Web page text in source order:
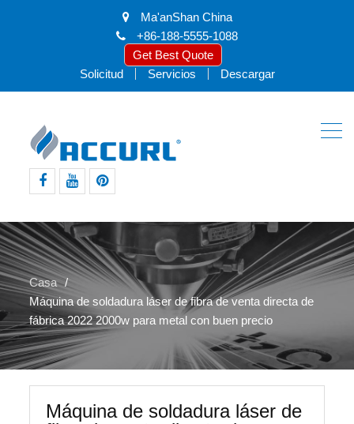
Ma'anShan China
+86-188-5555-1088
Get Best Quote
Solicitud
Servicios Descargar
Casa
Máquina de soldadura láser de fibra de venta directa de
fábrica 2022 2000w para metal con buen precio
Máquina de soldadura láser de